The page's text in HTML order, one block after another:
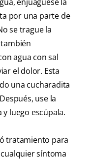
por una parte de
se trague la
agua con sal
el dolor. Esta
una cucharadita
use la
luego escúpala.
tratamiento para
síntoma